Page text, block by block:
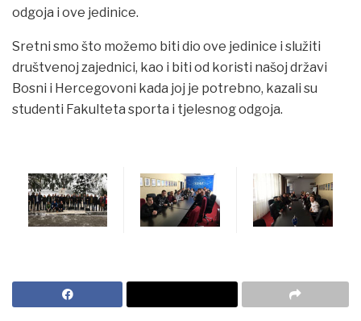
odgoja i ove jedinice.
Sretni smo što možemo biti dio ove jedinice i služiti
društvenoj zajednici, kao i biti od koristi našoj državi
Bosni i Hercegovoni kada joj je potrebno, kazali su
studenti Fakulteta sporta i tjelesnog odgoja.